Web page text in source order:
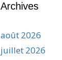
Archives
août 2026
juillet 2026